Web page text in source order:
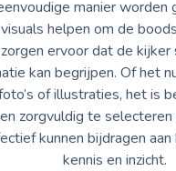
manier worden
helpen om de
ervoor dat de
kan begrijpen. Of het
of illustraties, het is
zorgvuldig te
kunnen bijdragen
kennis en inzicht.